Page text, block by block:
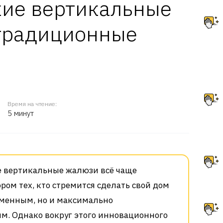
вертикальные
Время на чтение:
5 минут
вертикальные жалюзи всё чаще
тех, кто стремится сделать свой дом
но и максимально
Однако вокруг этого инновационного